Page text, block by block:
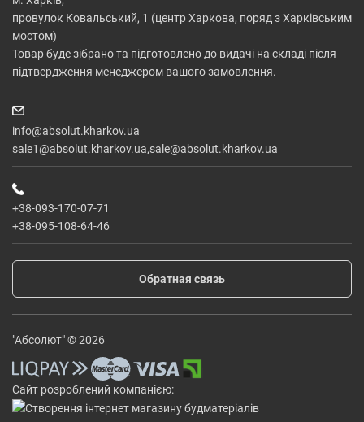
провулок Ковальський, 1 (центр Харкова, поряд з Харківським
мостом)
Товар буде зібрано та підготовлено до видачі на складі після
підтвердження менеджером вашого замовлення.
info@absolut.kharkov.ua
sale1@absolut.kharkov.ua,sale@absolut.kharkov.ua
+38-093-170-07-71
+38-095-108-64-46
Обратная связь
Сайт розроблений компанією:
"Абсолют" © 2026